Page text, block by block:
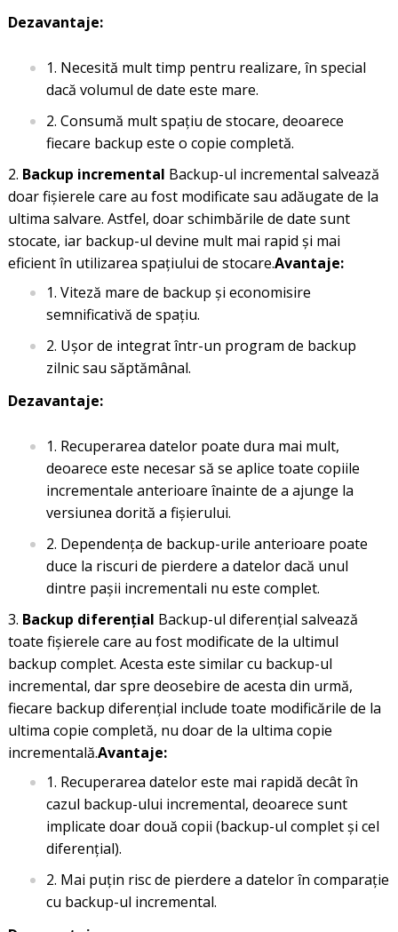
Dezavantaje:
Necesită mult timp pentru realizare, în special
dacă volumul de date este mare.
Consumă mult spațiu de stocare, deoarece
fiecare backup este o copie completă.
Backup incremental Backup-ul incremental salvează
doar fișierele care au fost modificate sau adăugate de la
ultima salvare. Astfel, doar schimbările de date sunt
stocate, iar backup-ul devine mult mai rapid și mai
eficient în utilizarea spațiului de stocare.Avantaje:
Viteză mare de backup și economisire
semnificativă de spațiu.
Ușor de integrat într-un program de backup
zilnic sau săptămânal.
Dezavantaje:
Recuperarea datelor poate dura mai mult,
deoarece este necesar să se aplice toate copiile
incrementale anterioare înainte de a ajunge la
versiunea dorită a fișierului.
Dependența de backup-urile anterioare poate
duce la riscuri de pierdere a datelor dacă unul
dintre pașii incrementali nu este complet.
Backup diferențial Backup-ul diferențial salvează
toate fișierele care au fost modificate de la ultimul
backup complet. Acesta este similar cu backup-ul
incremental, dar spre deosebire de acesta din urmă,
fiecare backup diferențial include toate modificările de la
ultima copie completă, nu doar de la ultima copie
incrementală.Avantaje:
Recuperarea datelor este mai rapidă decât în
cazul backup-ului incremental, deoarece sunt
implicate doar două copii (backup-ul complet și cel
diferențial).
Mai puțin risc de pierdere a datelor în comparație
cu backup-ul incremental.